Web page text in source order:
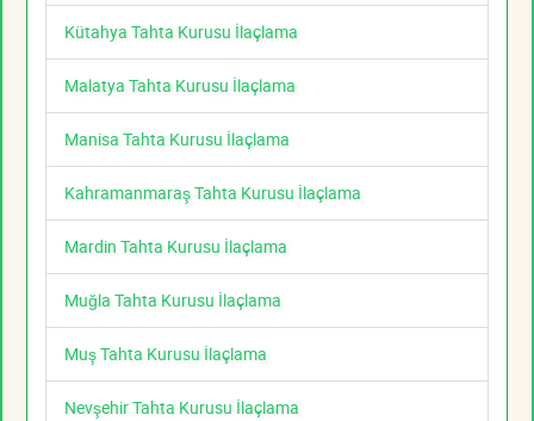
Kütahya Tahta Kurusu İlaçlama
Malatya Tahta Kurusu İlaçlama
Manisa Tahta Kurusu İlaçlama
Kahramanmaraş Tahta Kurusu İlaçlama
Mardin Tahta Kurusu İlaçlama
Muğla Tahta Kurusu İlaçlama
Muş Tahta Kurusu İlaçlama
Nevşehir Tahta Kurusu İlaçlama